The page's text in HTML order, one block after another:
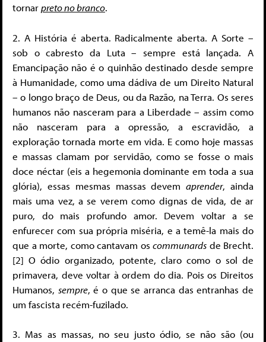
tornarpreto no branco.
2. A História é aberta. Radicalmente aberta. A Sorte –
sob o cabresto da Luta – sempre está lançada. A
Emancipação não é o quinhão destinado desde sempre
à Humanidade, como uma dádiva de um Direito Natural
– o longo braço de Deus, ou da Razão, na Terra. Os seres
humanos não nasceram para a Liberdade – assim como
não nasceram para a opressão, a escravidão, a
exploração tornada morte em vida. E como hoje massas
e massas clamam por servidão, como se fosse o mais
doce néctar (eis a hegemonia dominante em toda a sua
glória), essas mesmas massas devemaprender, ainda
mais uma vez, a se verem como dignas de vida, de ar
puro, do mais profundo amor. Devem voltar a se
enfurecer com sua própria miséria, e a temê-la mais do
que a morte, como cantavam os communards de Brecht.
[2] O ódio organizado, potente, claro como o sol de
primavera, deve voltar à ordem do dia. Pois os Direitos
Humanos, sempre, é o que se arranca das entranhas de
um fascista recém-fuzilado.
3. Mas as massas, no seu justo ódio, se não são (ou